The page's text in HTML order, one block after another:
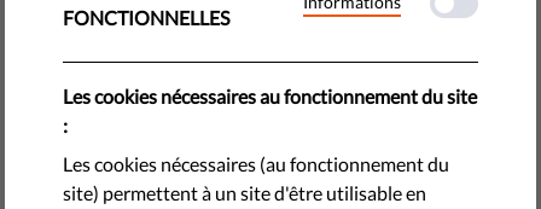
judiciaire ? Pourquoi des
tribunaux indépendants sont-ils
essentiels pour toute
démocratie ?
FONCTIONNELLES
Les cookies nécessaires au fonctionnement du site
:
Les cookies nécessaires (au fonctionnement du
site) permettent à un site d'être utilisable en